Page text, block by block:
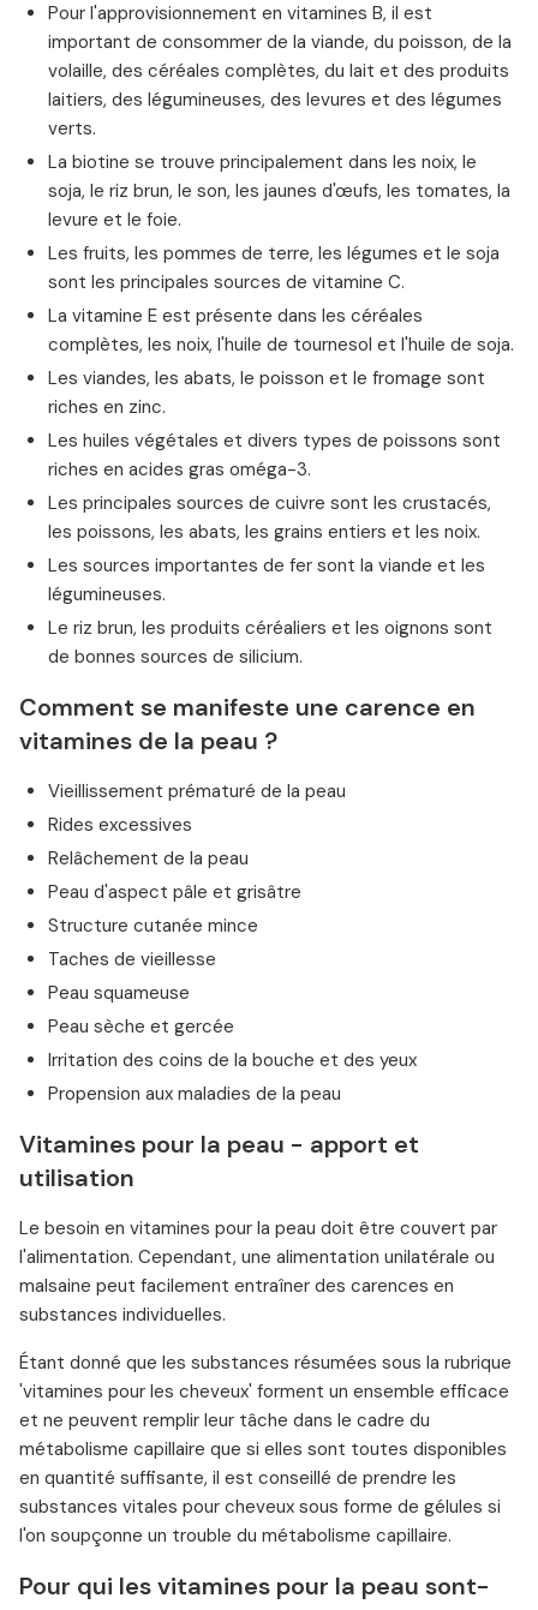
Pour l'approvisionnement en vitamines B, il est
important de consommer de la viande, du poisson, de la
volaille, des céréales complètes, du lait et des produits
laitiers, des légumineuses, des levures et des légumes
verts.
La biotine se trouve principalement dans les noix, le
soja, le riz brun, le son, les jaunes d'œufs, les tomates, la
levure et le foie.
Les fruits, les pommes de terre, les légumes et le soja
sont les principales sources de vitamine C.
La vitamine E est présente dans les céréales
complètes, les noix, l'huile de tournesol et l'huile de soja.
Les viandes, les abats, le poisson et le fromage sont
riches en zinc.
Les huiles végétales et divers types de poissons sont
riches en acides gras oméga-3.
Les principales sources de cuivre sont les crustacés,
les poissons, les abats, les grains entiers et les noix.
Les sources importantes de fer sont la viande et les
légumineuses.
Le riz brun, les produits céréaliers et les oignons sont
de bonnes sources de silicium.
Comment se manifeste une carence en
vitamines de la peau ?
Vieillissement prématuré de la peau
Rides excessives
Relâchement de la peau
Peau d'aspect pâle et grisâtre
Structure cutanée mince
Taches de vieillesse
Peau squameuse
Peau sèche et gercée
Irritation des coins de la bouche et des yeux
Propension aux maladies de la peau
Vitamines pour la peau - apport et
utilisation
Le besoin en vitamines pour la peau doit être couvert par
l'alimentation. Cependant, une alimentation unilatérale ou
malsaine peut facilement entraîner des carences en
substances individuelles.
Étant donné que les substances résumées sous la rubrique
'vitamines pour les cheveux' forment un ensemble efficace
et ne peuvent remplir leur tâche dans le cadre du
métabolisme capillaire que si elles sont toutes disponibles
en quantité suffisante, il est conseillé de prendre les
substances vitales pour cheveux sous forme de gélules si
l'on soupçonne un trouble du métabolisme capillaire.
Pour qui les vitamines pour la peau sont-